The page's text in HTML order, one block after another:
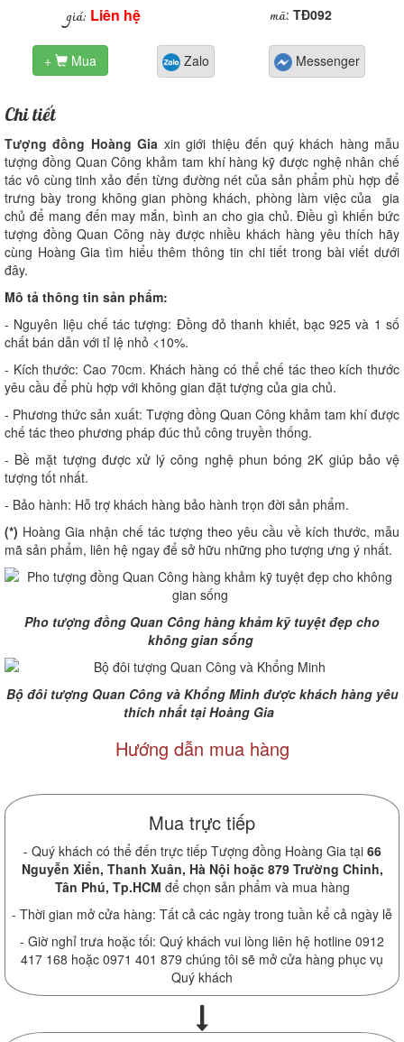
giá: Liên hệ mã: TĐ092
+ Mua Zalo Messenger
Chi tiết
Tượng đồng Hoàng Gia xin giới thiệu đến quý khách hàng mẫu
tượng đồng Quan Công khảm tam khí hàng kỹ được nghệ nhân chế
tác vô cùng tinh xảo đến từng đường nét của sản phẩm phù hợp để
trưng bày trong không gian phòng khách, phòng làm việc của gia
chủ để mang đến may mắn, bình an cho gia chủ. Điều gì khiến bức
tượng đồng Quan Công này được nhiều khách hàng yêu thích hãy
cùng Hoàng Gia tìm hiểu thêm thông tin chi tiết trong bài viết dưới
đây.
Mô tả thông tin sản phẩm:
- Nguyên liệu chế tác tượng: Đồng đỏ thanh khiết, bạc 925 và 1 số
chất bán dẫn với tỉ lệ nhỏ <10%.
- Kích thước: Cao 70cm. Khách hàng có thể chế tác theo kích thước
yêu cầu để phù hợp với không gian đặt tượng của gia chủ.
- Phương thức sản xuất: Tượng đồng Quan Công khảm tam khí được
chế tác theo phương pháp đúc thủ công truyền thống.
- Bề mặt tượng được xử lý công nghệ phun bóng 2K giúp bảo vệ
tượng tốt nhất.
- Bảo hành: Hỗ trợ khách hàng bảo hành trọn đời sản phẩm.
(*) Hoàng Gia nhận chế tác tượng theo yêu cầu về kích thước, mẫu
mã sản phẩm, liên hệ ngay để sở hữu những pho tượng ưng ý nhất.
Pho tượng đồng Quan Công hàng khảm kỹ tuyệt đẹp cho
không gian sống
Bộ đôi tượng Quan Công và Khổng Minh được khách hàng yêu
thích nhất tại Hoàng Gia
Hướng dẫn mua hàng
Mua trực tiếp
- Quý khách có thể đến trực tiếp Tượng đồng Hoàng Gia tại 66
Nguyễn Xiển, Thanh Xuân, Hà Nội hoặc 879 Trường Chinh,
Tân Phú, Tp.HCM để chọn sản phẩm và mua hàng
- Thời gian mở cửa hàng: Tất cả các ngày trong tuần kể cả ngày lễ
- Giờ nghỉ trưa hoặc tối: Quý khách vui lòng liên hệ hotline 0912
417 168 hoặc 0971 401 879 chúng tôi sẽ mở cửa hàng phục vụ
Quý khách